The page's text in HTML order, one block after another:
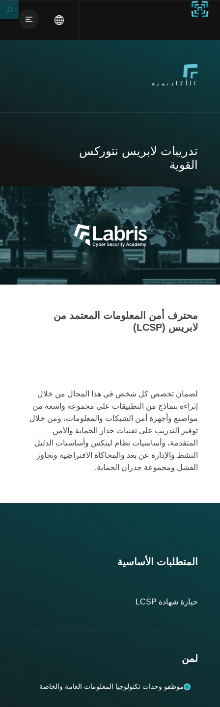
الأكاديمية
تدريبات لابريس نتوركس
القوية
محترف أمن المعلومات المعتمد من
لابريس (LCSP)
لضمان تخصص كل شخص في هذا المجال من خلال
إثراءه بنماذج من التطبيقات على مجموعة واسعة من
مواضيع وأجهزة أمن الشبكات والمعلومات، ومن خلال
توفير التدريب على تقنيات جدار الحماية والأمن
المتقدمة، وأساسيات نظام لينكس وأساسيات الدليل
النشط والإدارة عن بعد والمحاكاة الافتراضية وتجاوز
الفشل ومجموعة جدران الحماية.
المتطلبات الأساسية
حيازة شهادة LCSP
لمن
موظفو وحدات تكنولوجيا المعلومات العامة والخاصة